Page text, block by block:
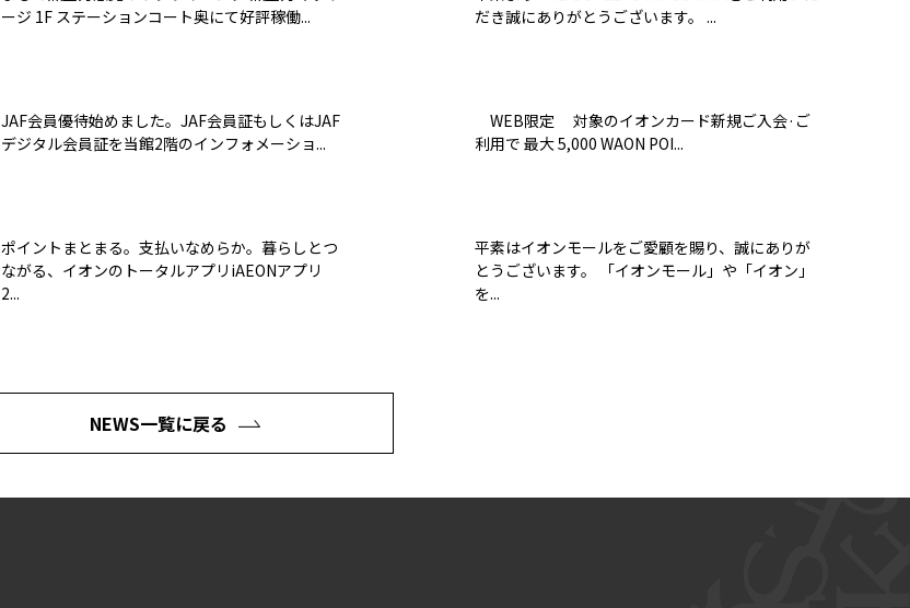
ージ 1F ステーションコート奥にて好評稼働...
だき誠にありがとうございます。 ...
JAF会員優待始めました。JAF会員証もしくはJAF
デジタル会員証を当館2階のインフォメーショ...
WEB限定 対象のイオンカード新規ご入会·ご
利用で 最大 5,000 WAON POI...
ポイントまとまる。支払いなめらか。暮らしとつ
ながる、イオンのトータルアプリiAEONアプリ
2...
平素はイオンモールをご愛顧を賜り、誠にありが
とうございます。 「イオンモール」や「イオン」
を...
NEWS一覧に戻る